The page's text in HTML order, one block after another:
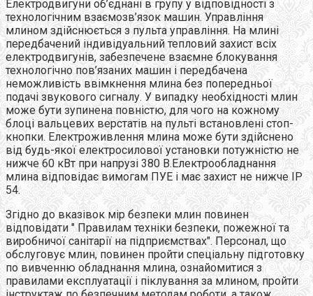
Електродвигуни об’єднані в групу у відповідності з
технологічним взаємозв’язок машин. Управління
млином здійснюється з пульта управління. На млині
передбачений індивідуальний тепловий захист всіх
електродвигунів, забезпечене взаємне блокування
технологічно пов’язаних машин і передбачена
неможливість ввімкнення млина без попередньої
подачі звукового сигналу. У випадку необхідності млин
може бути зупинена повністю, для чого на кожному
блоці вальцевих верстатів на пульті встановлені стоп-
кнопки. Електроживлення млина може бути здійснено
від будь-якої електросилової установки потужністю не
нижче 60 кВт при напрузі 380 В.Електрообладнання
млина відповідає вимогам ПУЕ і має захист не нижче ІР
54.
Згідно до вказівок мір безпеки млин повинен
відповідати " Правилам техніки безпеки, пожежної та
виробничої санітарії на підприємствах". Персонал, що
обслуговує млин, повинен пройти спеціальну підготовку
по вивченню обладнання млина, ознайомитися з
правилами експлуатації і піклування за млином, пройти